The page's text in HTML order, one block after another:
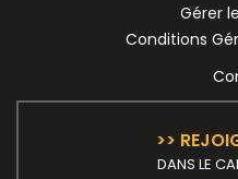
Gérer
Conditions
>>
DANS LE